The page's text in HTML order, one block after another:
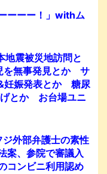
ーーー！」withム
震被災地訪問と
を無事発見とか サ
妊娠発表とか 糖尿
とか お台場ユニ
外部弁護士の素性
案、参院で審議入
コンビニ利用認め